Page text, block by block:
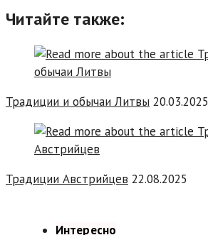
Читайте также:
Традиции и обычаи Литвы 20.03.2025
Традиции Австрийцев 22.08.2025
Интересно